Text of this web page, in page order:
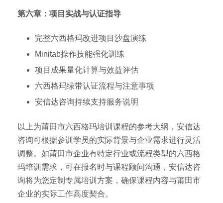
第六章：项目实战与认证指导
完整六西格玛改进项目沙盘演练
Minitab操作技能强化训练
项目成果量化计算与效益评估
六西格玛绿带认证流程与注意事项
安信达咨询持续支持服务说明
以上为莆田市六西格玛培训课程的参考大纲，安信达
咨询可根据参训学员的实际背景与企业需求进行灵活
调整。如莆田市企业有特定行业或流程类型的六西格
玛培训需求，可在报名时与课程顾问沟通，安信达咨
询将为您定制专属培训方案，确保课程内容与莆田市
企业的实际工作高度契合。